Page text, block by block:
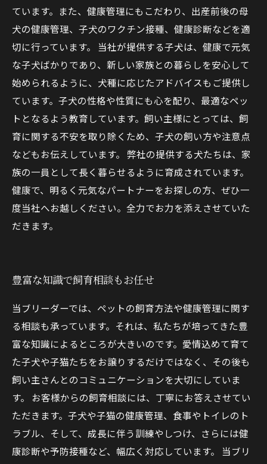
ています。また、健康管理にもこだわり、出産前後の母
犬の健康管理、子犬のワクチン接種、健康診断などを適
切に行っています。 当社が提供する子犬は、健康で元気
な子犬ばかりであり、新しい家族との暮らしを安心して
始められるように、犬種に応じたアドバイスもご提供し
ています。子犬の性格や性質にも心を配り、最適なペッ
トとなるよう教育しています。飼い主様にとっては、飼
育に関する不安を取り除くため、子犬の飼い方や注意点
などもお伝えしています。 弊社の提供する犬たちは、家
族の一員として長く暮らせるように育成されています。
健康で、明るく元気なパートナーをお探しの方、ぜひ一
度当社へお越しください。全力でお力を添えさせていた
だきます。
豊富な知識で飼育相談もお任せ
当ブリーダーでは、ペットの飼育方法や健康管理に関す
る相談も承っています。それは、私たちが培ってきた豊
富な知識によるところが大きいのです。愛情込めて育て
た子犬や子猫たちをお譲りするだけではなく、その後も
飼い主さんとのコミュニケーションを大切にしていま
す。 お客様からの飼育相談には、丁寧にお答えさせてい
ただきます。子犬や子猫の健康管理、食事やトイレのト
ラブル、そして、成長に伴う訓練やしつけ、さらには健
康診断や予防接種など、幅広く対応しています。 当ブリ